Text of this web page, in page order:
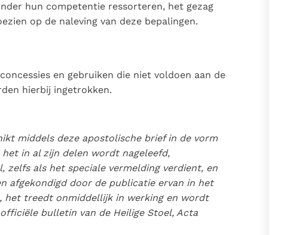
hun competentie ressorteren, het gezag
op de naleving van deze bepalingen.
en gebruiken die niet voldoen aan de
hierbij ingetrokken.
middels deze apostolische brief in de vorm
het in al zijn delen wordt nageleefd,
zelfs als het speciale vermelding verdient, en
afgekondigd door de publicatie ervan in het
het treedt onmiddellijk in werking en wordt
bulletin van de Heilige Stoel, Acta